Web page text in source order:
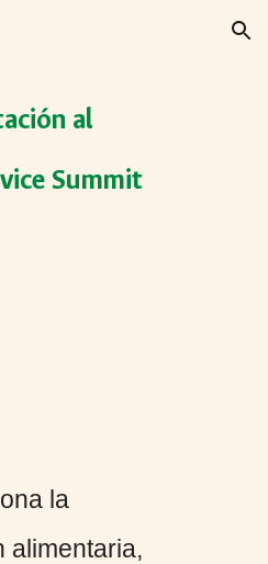
Skip to navigation
al
Summit
la
alimentaria,